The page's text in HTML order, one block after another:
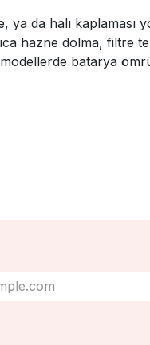
ya da halı kaplaması
hazne dolma, filtre
batarya